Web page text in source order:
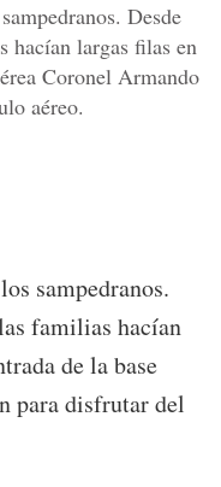
Desde
hacían largas filas en
Coronel Armando
aéreo.
sampedranos.
familias hacían
de la base
para disfrutar del